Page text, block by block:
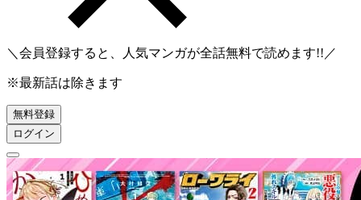
＼会員登録すると、人気マンガが全話無料で読めます!!／
※最新話は除きます
無料登録
ログイン